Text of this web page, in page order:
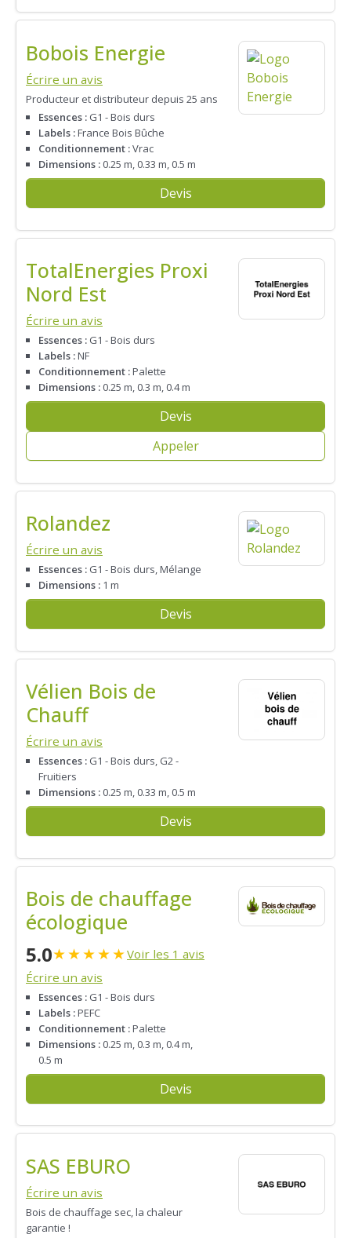
Bobois Energie
Écrire un avis
Producteur et distributeur depuis 25 ans
Essences : G1 - Bois durs
Labels :France Bois Bûche
Conditionnement :Vrac
Dimensions : 0.25 m, 0.33 m, 0.5 m
Devis
TotalEnergies Proxi
Nord Est
Écrire un avis
Essences : G1 - Bois durs
Labels :NF
Conditionnement :Palette
Dimensions : 0.25 m, 0.3 m, 0.4 m
Devis
Appeler
Rolandez
Écrire un avis
Essences : G1 - Bois durs, Mélange
Dimensions : 1 m
Devis
Vélien Bois de
Chauff
Écrire un avis
Essences : G1 - Bois durs, G2 -
Fruitiers
Dimensions : 0.25 m, 0.33 m, 0.5 m
Devis
Bois de chauffage
écologique
5.0★★★★★Voir les 1 avis
Écrire un avis
Essences : G1 - Bois durs
Labels :PEFC
Conditionnement :Palette
Dimensions : 0.25 m, 0.3 m, 0.4 m,
0.5 m
Devis
SAS EBURO
Écrire un avis
Bois de chauffage sec, la chaleur
garantie !